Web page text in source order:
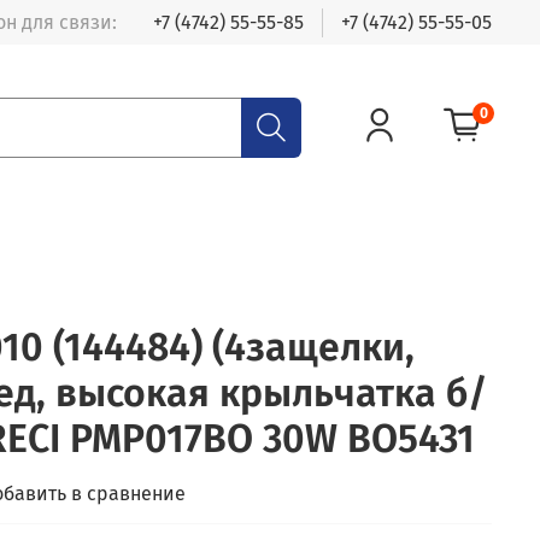
для связи: +7 (4742) 55-55-85 +7 (4742) 55-55-05
0
(144484) (4защелки,
высокая крыльчатка б/
PMP017BO 30W BO5431
в сравнение